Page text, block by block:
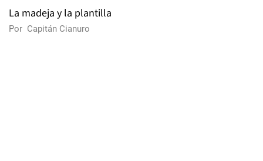
La madeja y la plantilla
Por Capitán Cianuro